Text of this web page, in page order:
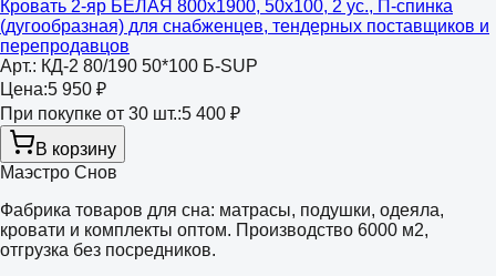
Кровать 2-яр БЕЛАЯ 800х1900, 50х100, 2 ус., П-спинка
(дугообразная) для снабженцев, тендерных поставщиков и
перепродавцов
Арт.: КД-2 80/190 50*100 Б-SUP
Цена:5 950 ₽
При покупке от 30 шт.:5 400 ₽
В корзину
Маэстро Снов
Фабрика товаров для сна: матрасы, подушки, одеяла,
кровати и комплекты оптом. Производство 6000 м2,
отгрузка без посредников.